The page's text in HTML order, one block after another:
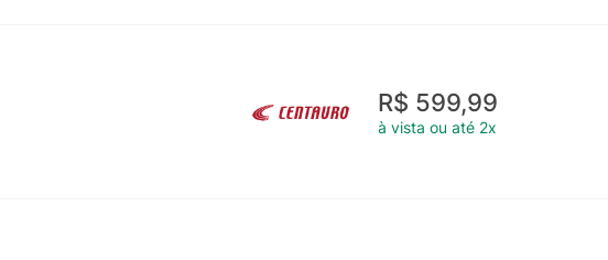
R$ 599,99
à vista ou até 2x